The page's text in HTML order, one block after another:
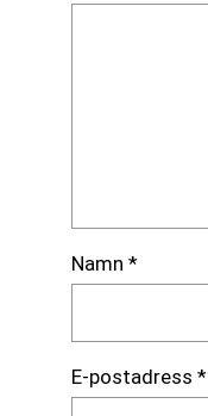
Namn *
E-postadress *